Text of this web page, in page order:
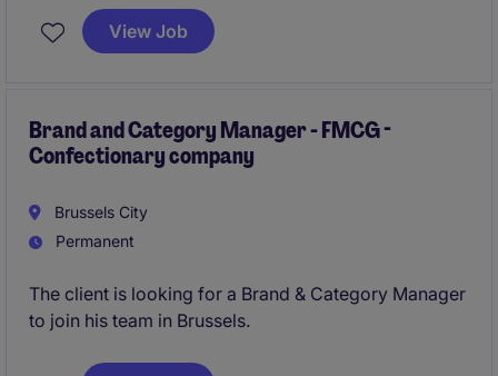
veelzijdige rol werk je nauw samen met interne
stakeholders en externe partners om digitale
View Job
Brand and Category Manager - FMCG -
Confectionary company
Brussels City
Permanent
The client is looking for a Brand & Category Manager
to join his team in Brussels.